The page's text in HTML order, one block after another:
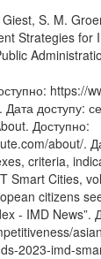
S. M.
Strategies for
https://
доступу:
Доступно:
about/.
criteria,
Smart Cities,
citizens
- IMD News”.
2023-imd-